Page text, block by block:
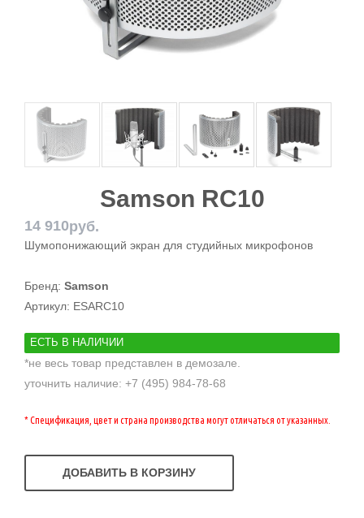
Samson RC10
14 910руб.
Шумопонижающий экран для студийных микрофонов
Бренд: Samson
Артикул: ESARC10
ЕСТЬ В НАЛИЧИИ
*не весь товар представлен в демозале.
уточнить наличие: +7 (495) 984-78-68
* Спецификация, цвет и страна производства могут отличаться от указанных.
ДОБАВИТЬ В КОРЗИНУ